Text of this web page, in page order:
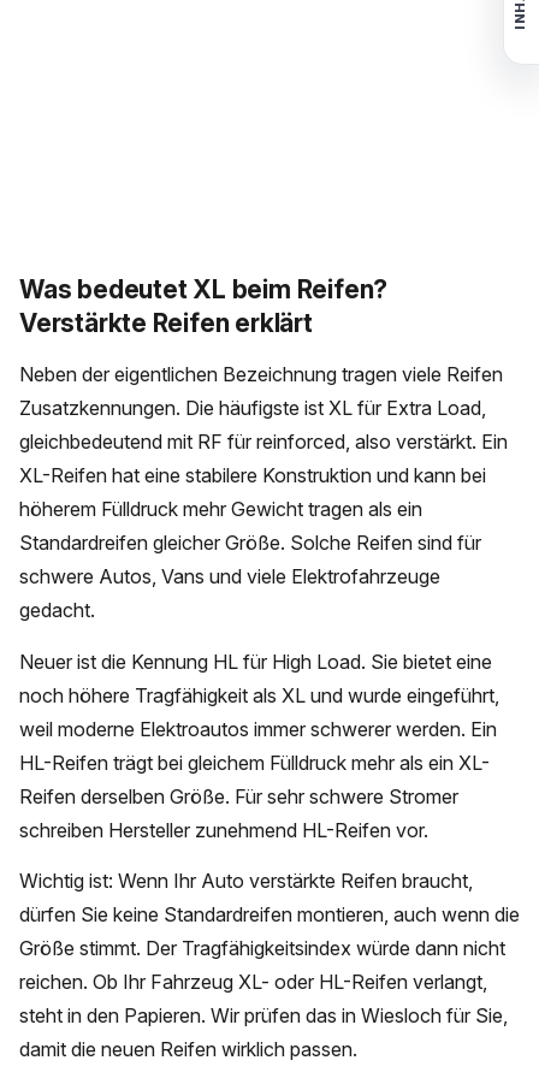
Was bedeutet XL beim Reifen?
Verstärkte Reifen erklärt
Neben der eigentlichen Bezeichnung tragen viele Reifen
Zusatzkennungen. Die häufigste ist XL für Extra Load,
gleichbedeutend mit RF für reinforced, also verstärkt. Ein
XL-Reifen hat eine stabilere Konstruktion und kann bei
höherem Fülldruck mehr Gewicht tragen als ein
Standardreifen gleicher Größe. Solche Reifen sind für
schwere Autos, Vans und viele Elektrofahrzeuge
gedacht.
Neuer ist die Kennung HL für High Load. Sie bietet eine
noch höhere Tragfähigkeit als XL und wurde eingeführt,
weil moderne Elektroautos immer schwerer werden. Ein
HL-Reifen trägt bei gleichem Fülldruck mehr als ein XL-
Reifen derselben Größe. Für sehr schwere Stromer
schreiben Hersteller zunehmend HL-Reifen vor.
Wichtig ist: Wenn Ihr Auto verstärkte Reifen braucht,
dürfen Sie keine Standardreifen montieren, auch wenn die
Größe stimmt. Der Tragfähigkeitsindex würde dann nicht
reichen. Ob Ihr Fahrzeug XL- oder HL-Reifen verlangt,
steht in den Papieren. Wir prüfen das in Wiesloch für Sie,
damit die neuen Reifen wirklich passen.